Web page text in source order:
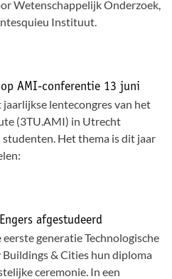
Wetenschappelijk Onderzoek,
Instituut.
AMI-conferentie 13 juni
lentecongres van het
(3TU.AMI) in Utrecht
Het thema is dit jaar
afgestudeerd
generatie Technologische
Buildings & Cities hun diploma
ceremonie. In een